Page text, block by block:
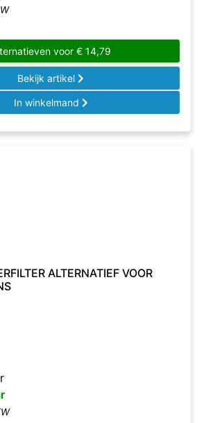
voor €14,79
Bekijk artikel
In winkelmand
ALTERNATIEF VOOR